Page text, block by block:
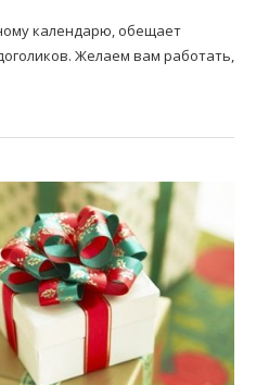
календарю, обещает
Желаем вам работать,